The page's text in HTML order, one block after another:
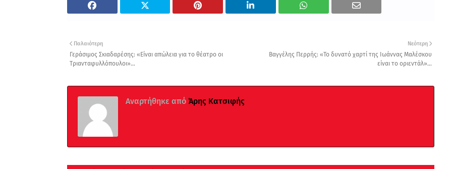
Νεότερη
Βαγγέλης Περρής: «Το δυνατό χαρτί της Ιωάννας Μαλέσκου
είναι το οριεντάλ»...
Παλαιότερη
Γεράσιμος Σκιαδαρέσης: «Είναι απώλεια για το θέατρο οι
Τριανταφυλλόπουλοι»...
Αναρτήθηκε από Άρης Κατσιφής